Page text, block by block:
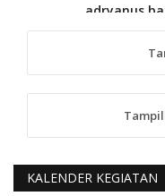
adryanus
TKS atas
tindaklanjuti
anggy
Kami perantu bisa
5 tahun Yang lalu
KALENDER KEGIATAN